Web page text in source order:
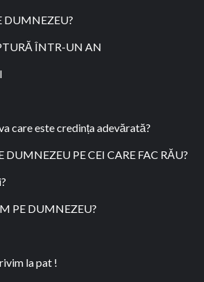
DUMNEZEU?
ÎNTR-UN AN
care este credința adevărată?
DUMNEZEU PE CEI CARE FAC RĂU?
PE DUMNEZEU?
la pat !